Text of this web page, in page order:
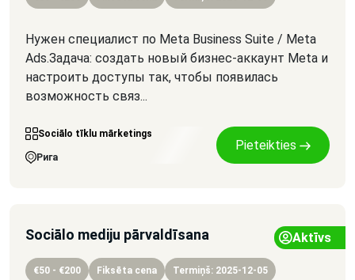
Нужен специалист по Meta Business Suite / Meta
Ads.Задача: создать новый бизнес-аккаунт Meta и
настроить доступы так, чтобы появилась
возможность связ...
Sociālo tīklu mārketings
Рига
Pieteikties
Sociālo mediju pārvaldīsana Aktīvs
€50 - €200 Fiksēta cena Termiņš: 2025-12-05